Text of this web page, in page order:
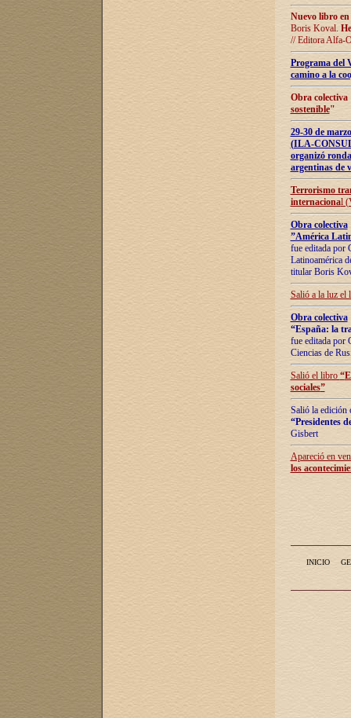
Nuevo libro
Boris Koval.
// Editora Alfa-
Programa del
camino a la
Obra
sostenible"
29-30 de
(ILA-
organizó
argentinas de
Terrorismo
internacional
Obra colectiva
”América
fue editada por
Latinoamérica
titular Boris
Salió a la luz el
Obra colectiva
“España: la
fue editada por
Ciencias de
Salió el libro “
sociales”
Salió la edición
“Presidentes
Gisbert
Apareció en
los
INICIO